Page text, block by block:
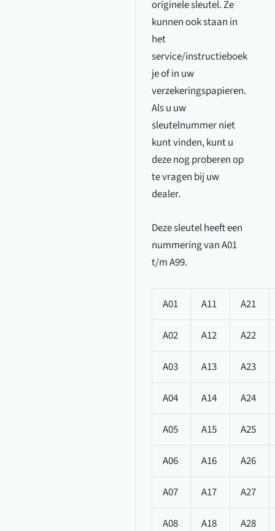
originele sleutel. Ze
kunnen ook staan in
het
service/instructieboek
je of in uw
verzekeringspapieren.
Als u uw
sleutelnummer niet
kunt vinden, kunt u
deze nog proberen op
te vragen bij uw
dealer.
Deze sleutel heeft een
nummering van A01
t/m A99.
A01 A11 A21
A02 A12 A22
A03 A13 A23
A04 A14 A24
A05 A15 A25
A06 A16 A26
A07 A17 A27
A08 A18 A28